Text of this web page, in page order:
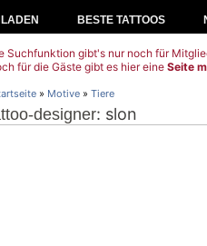
BESTE TATTOOS
Suchfunktion gibt's nur noch für
für die Gäste gibt es hier eine Seite
» Motive » Tiere
designer: slon